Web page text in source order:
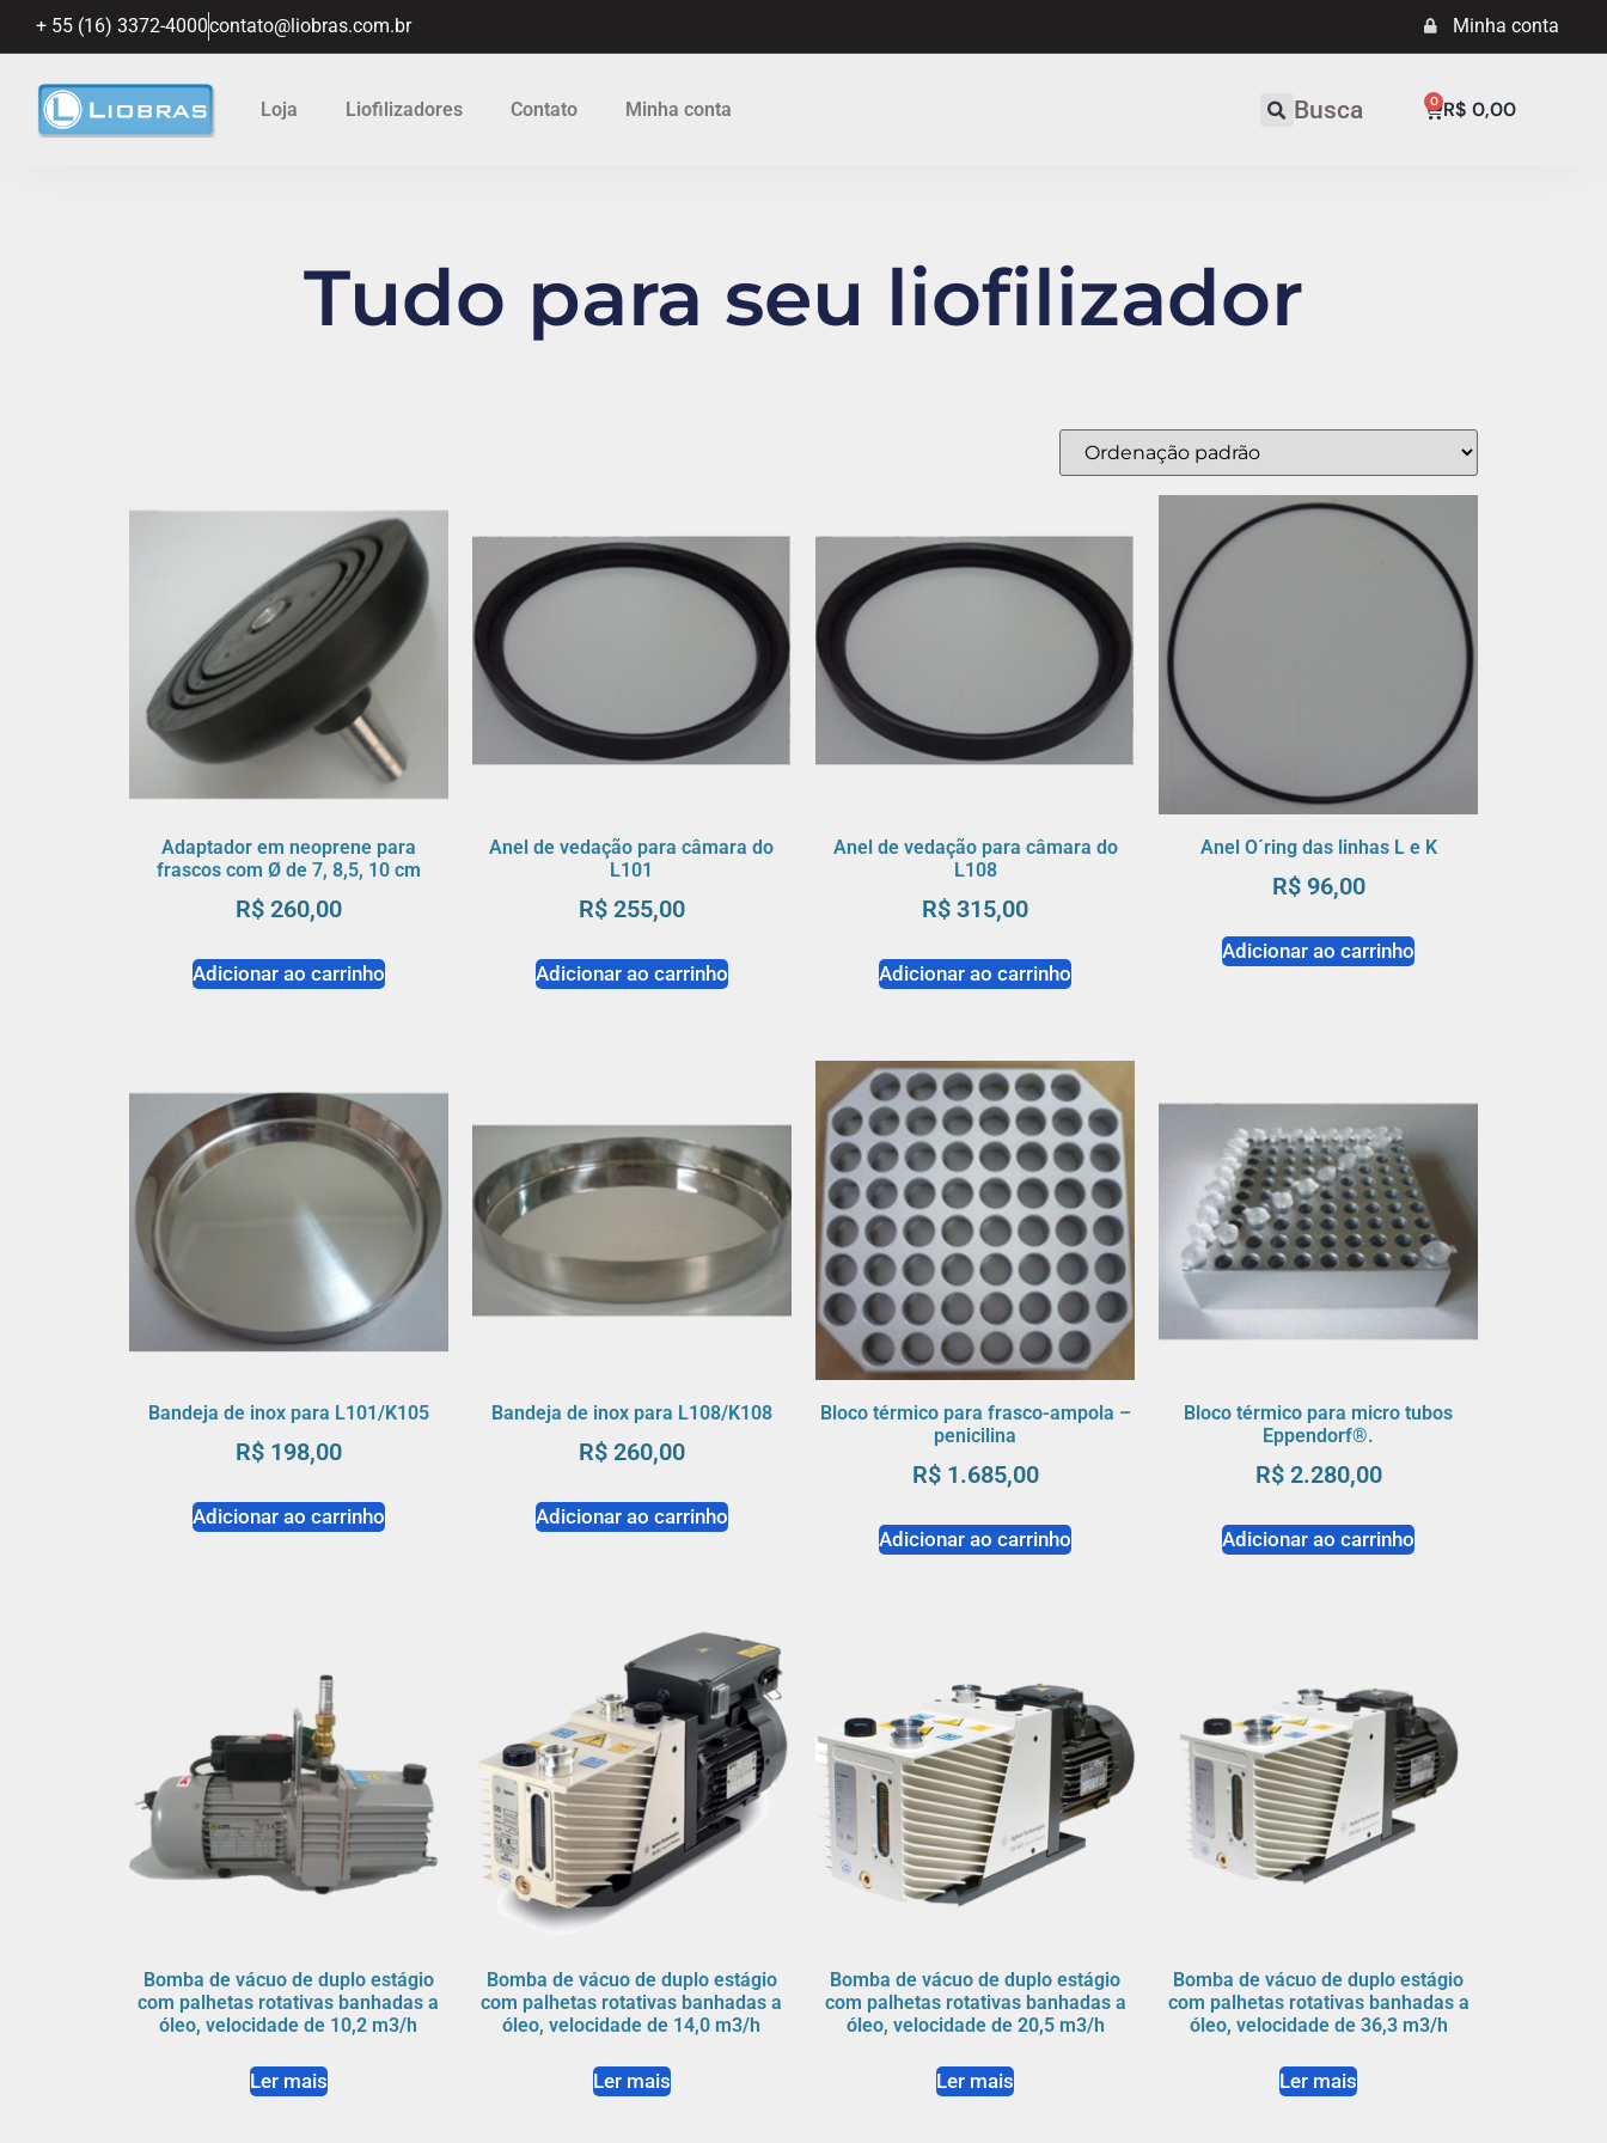
+ 55 (16) 3372-4000contato@liobras.com.br Minha conta
Loja Liofilizadores Contato Minha conta Busca R$ 0,00
0
Tudo para seu liofilizador
Adaptador em neoprene para
frascos com Ø de 7, 8,5, 10 cm
R$260,00
Adicionar ao carrinho
Anel de vedação para câmara do
L101
R$255,00
Adicionar ao carrinho
Anel de vedação para câmara do
L108
R$ 315,00
Adicionar ao carrinho
Anel O´ring das linhas L e K
R$96,00
Adicionar ao carrinho
Bandeja de inox para L101/K105
R$198,00
Adicionar ao carrinho
Bandeja de inox para L108/K108
R$260,00
Adicionar ao carrinho
Bloco térmico para frasco-ampola –
penicilina
R$1.685,00
Adicionar ao carrinho
Bloco térmico para micro tubos
Eppendorf®.
R$2.280,00
Adicionar ao carrinho
Bomba de vácuo de duplo estágio
com palhetas rotativas banhadas a
óleo, velocidade de 10,2 m3/h
Ler mais
Bomba de vácuo de duplo estágio
com palhetas rotativas banhadas a
óleo, velocidade de 14,0 m3/h
Ler mais
Bomba de vácuo de duplo estágio
com palhetas rotativas banhadas a
óleo, velocidade de 20,5 m3/h
Ler mais
Bomba de vácuo de duplo estágio
com palhetas rotativas banhadas a
óleo, velocidade de 36,3 m3/h
Ler mais